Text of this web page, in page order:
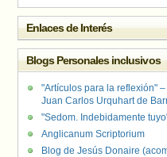
Enlaces de Interés
Blogs Personales inclusivos
"Artículos para la reflexión"
Juan Carlos Urquhart de
"Sedom. Indebidamente
Anglicanum Scriptorium
Blog de Jesús Donaire